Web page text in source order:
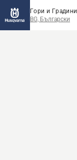
Гори и Градини
BG, Български